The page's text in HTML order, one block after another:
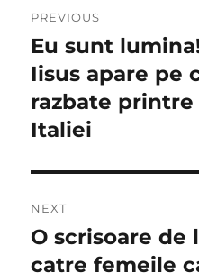
în
articole
PREVIOUS
Previous
post:
Eu sunt
Iisus apare pe
razbate
Italiei
NEXT
Next
post:
O scrisoare de
catre femeile